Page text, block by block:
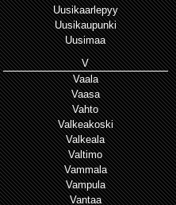
Uusikaarlepyy
Uusikaupunki
Uusimaa
V
Vaala
Vaasa
Vahto
Valkeakoski
Valkeala
Valtimo
Vammala
Vampula
Vantaa